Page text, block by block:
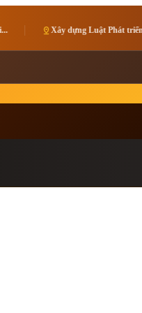
Phát triển công nghiệp văn hoá...